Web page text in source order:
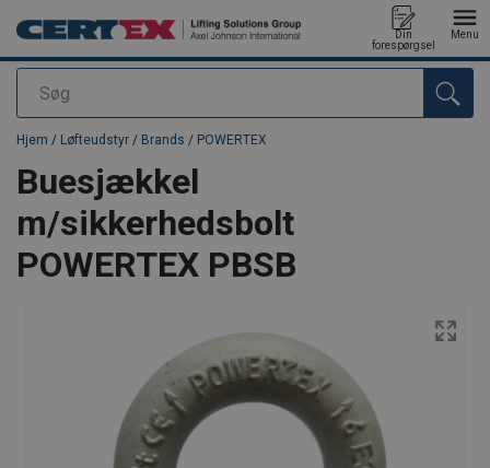
Søg
Din
forespørgsel
Menu
Produktet blev tilføjet til din forespørgsel
Hjem / Løfteudstyr / Brands / POWERTEX
Buesjækkel
m/sikkerhedsbolt
POWERTEX PBSB